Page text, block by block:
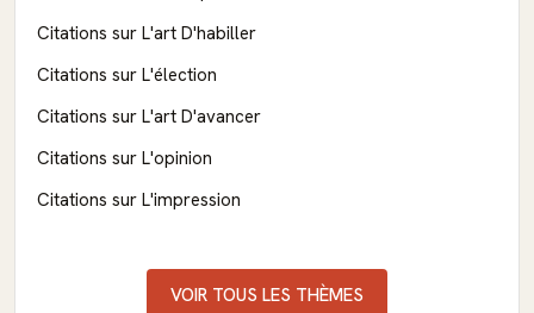
Citations sur L'art D'habiller
Citations sur L'élection
Citations sur L'art D'avancer
Citations sur L'opinion
Citations sur L'impression
VOIR TOUS LES THÈMES